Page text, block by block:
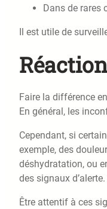
Dans de rares
Il est utile de
Faire la différence
En général, les
Cependant, si
exemple, des
déshydratation, ou
des signaux
Être attentif à ces